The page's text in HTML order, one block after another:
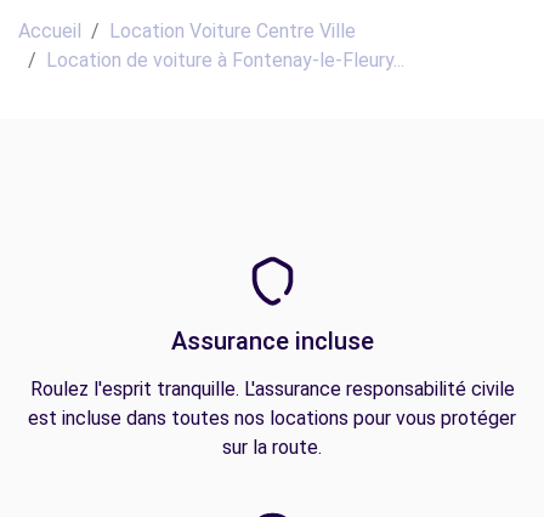
Accueil
Location Voiture Centre Ville
Location de voiture à Fontenay-le-Fleury...
Assurance incluse
Roulez l'esprit tranquille. L'assurance responsabilité civile
est incluse dans toutes nos locations pour vous protéger
sur la route.